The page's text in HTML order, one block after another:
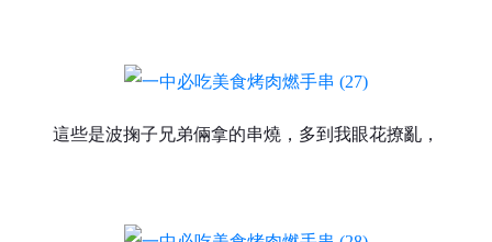
這些是波掬子兄弟倆拿的串燒，多到我眼花撩亂，